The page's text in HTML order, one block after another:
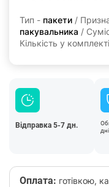
Тип - пакети /
пакувальника /
Кількість у
Відправка 5-7 дн.
Оплата: готівкою,